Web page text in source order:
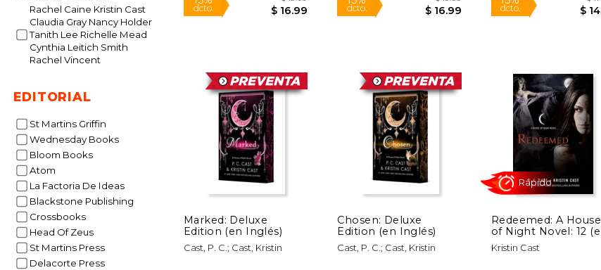
Rachel Caine Kristin Cast
Claudia Gray Nancy Holder
Tanith Lee Richelle Mead
Cynthia Leitich Smith
Rachel Vincent
EDITORIAL
St Martins Griffin
Wednesday Books
Bloom Books
Atom
La Factoria De Ideas
Blackstone Publishing
Crossbooks
Head Of Zeus
St Martins Press
Delacorte Press
15%
dcto. $ 16.99
15%
dcto.
15%
dcto.
Marked: Deluxe
Edition (en Inglés)
Cast, P. C.; Cast, Kristin
Chosen: Deluxe
Edition (en Inglés)
Cast, P. C.; Cast, Kristin
Redeemed: A House
of Night Novel: 12
Inglés)
Kristin Cast